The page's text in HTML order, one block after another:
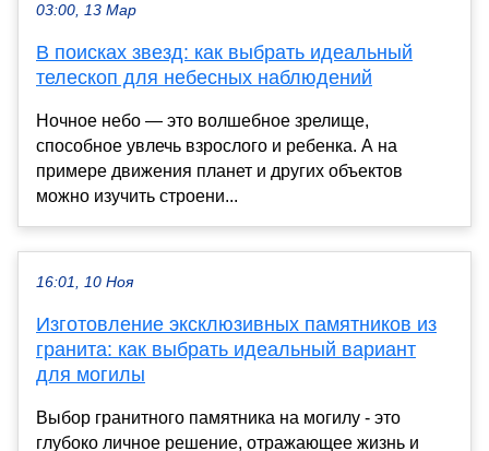
03:00, 13 Мар
В поисках звезд: как выбрать идеальный
телескоп для небесных наблюдений
Ночное небо — это волшебное зрелище,
способное увлечь взрослого и ребенка. А на
примере движения планет и других объектов
можно изучить строени...
16:01, 10 Ноя
Изготовление эксклюзивных памятников из
гранита: как выбрать идеальный вариант
для могилы
Выбор гранитного памятника на могилу - это
глубоко личное решение, отражающее жизнь и